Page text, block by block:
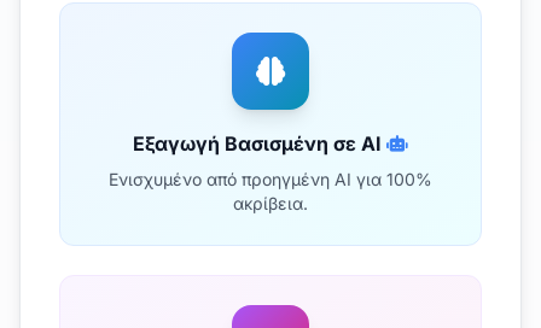
Εξαγωγή Βασισμένη σε AI
Ενισχυμένο από προηγμένη AI για 100%
ακρίβεια.